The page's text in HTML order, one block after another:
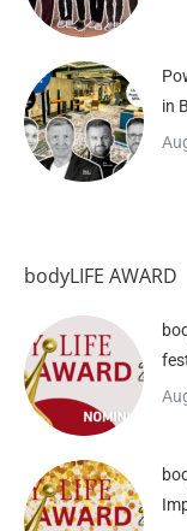
in
bodyLIFE AWARD